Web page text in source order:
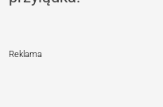
Reklama